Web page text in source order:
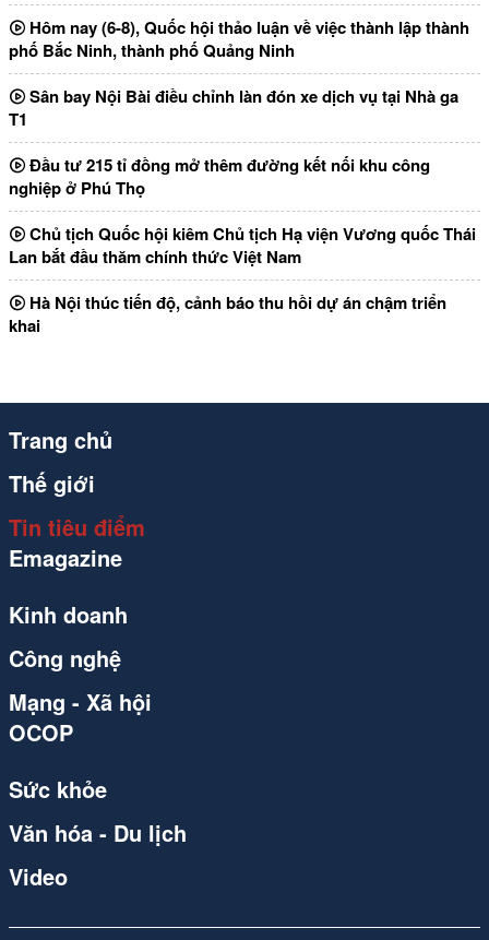
Hôm nay (6-8), Quốc hội thảo luận về việc thành lập thành
phố Bắc Ninh, thành phố Quảng Ninh
Sân bay Nội Bài điều chỉnh làn đón xe dịch vụ tại Nhà ga
T1
Đầu tư 215 tỉ đồng mở thêm đường kết nối khu công
nghiệp ở Phú Thọ
Chủ tịch Quốc hội kiêm Chủ tịch Hạ viện Vương quốc Thái
Lan bắt đầu thăm chính thức Việt Nam
Hà Nội thúc tiến độ, cảnh báo thu hồi dự án chậm triển
khai
Trang chủ
Thế giới
Tin tiêu điểm
Emagazine
Kinh doanh
Công nghệ
Mạng - Xã hội
OCOP
Sức khỏe
Văn hóa - Du lịch
Video